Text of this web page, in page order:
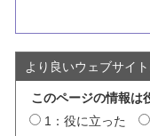
より良いウェブサイ
このページの情報は
1：役に立った